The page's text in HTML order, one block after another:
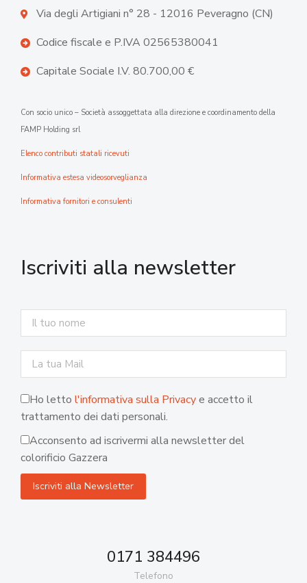
Via degli Artigiani n° 28 - 12016 Peveragno (CN)
Codice fiscale e P.IVA 02565380041
Capitale Sociale I.V. 80.700,00 €
Con socio unico – Società assoggettata alla direzione e coordinamento della
FAMP Holding srl
Elenco contributi statali ricevuti
Informativa estesa videosorveglianza
Informativa fornitori e consulenti
Iscriviti alla newsletter
Ho letto l'informativa sulla Privacye accetto il
trattamento dei dati personali.
Acconsento ad iscrivermi alla newsletter del
colorificio Gazzera
0171 384496
Telefono